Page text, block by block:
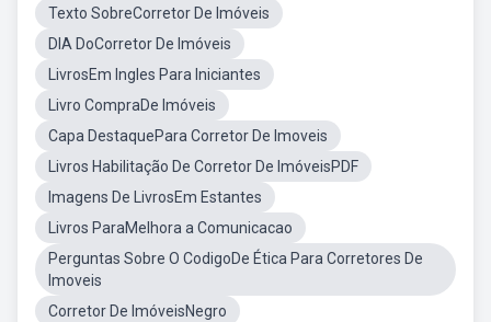
Texto SobreCorretor De Imóveis
DIA DoCorretor De Imóveis
LivrosEm Ingles Para Iniciantes
Livro CompraDe Imóveis
Capa DestaquePara Corretor De Imoveis
Livros Habilitação De Corretor De ImóveisPDF
Imagens De LivrosEm Estantes
Livros ParaMelhora a Comunicacao
Perguntas Sobre O CodigoDe Ética Para Corretores De
Imoveis
Corretor De ImóveisNegro